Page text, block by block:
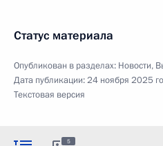
Статус материала
Опубликован в разделах: Новости,
Дата публикации:24 ноября 2025
Текстовая версия
5